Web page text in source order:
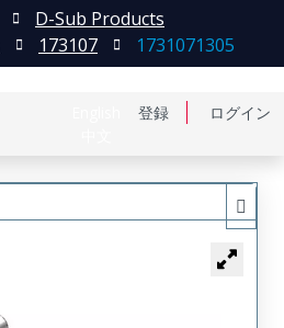
登録 ログイン
D-Sub Products
173107 1731071305